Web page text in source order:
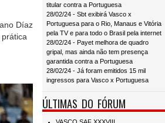
Díaz
titular contra a Portuguesa
28/02/24 - Sbt exibirá Vasco x
Portuguesa para o Rio, Manaus e Vitória
pela TV e para todo o Brasil pela internet
28/02/24 - Payet melhora de quadro
gripal, mas ainda não tem presença
garantida contra a Portuguesa
28/02/24 - Já foram emitidos 15 mil
ingressos para Vasco x Portuguesa
ÚLTIMAS DO FÓRUM